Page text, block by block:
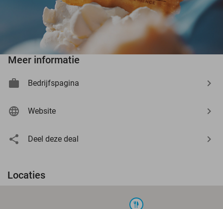
Meer informatie
Bedrijfspagina
Website
Deel deze deal
Locaties
food